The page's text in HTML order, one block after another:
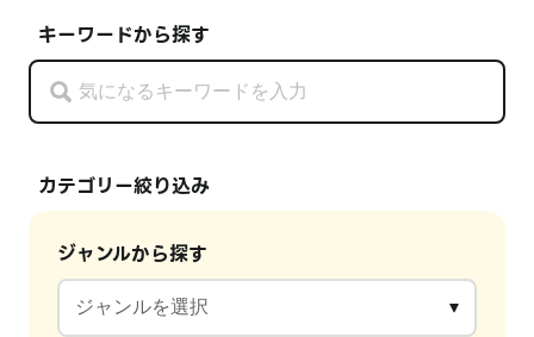
キーワードから探す
カテゴリー絞り込み
ジャンルから探す